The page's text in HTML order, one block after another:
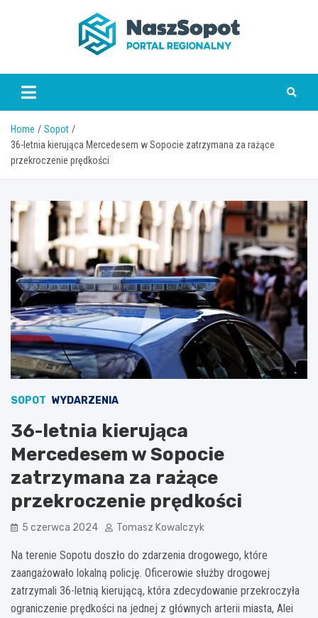
www.naszsopot.pl
Home
Sopot
36-letnia kierująca Mercedesem w Sopocie zatrzymana za rażące
przekroczenie prędkości
SOPOT WYDARZENIA
36-letnia kierująca
Mercedesem w Sopocie
zatrzymana za rażące
przekroczenie prędkości
5 czerwca 2024 Tomasz Kowalczyk
Na terenie Sopotu doszło do zdarzenia drogowego, które
zaangażowało lokalną policję. Oficerowie służby drogowej
zatrzymali 36-letnią kierującą, która zdecydowanie przekroczyła
ograniczenie prędkości na jednej z głównych arterii miasta, Alei